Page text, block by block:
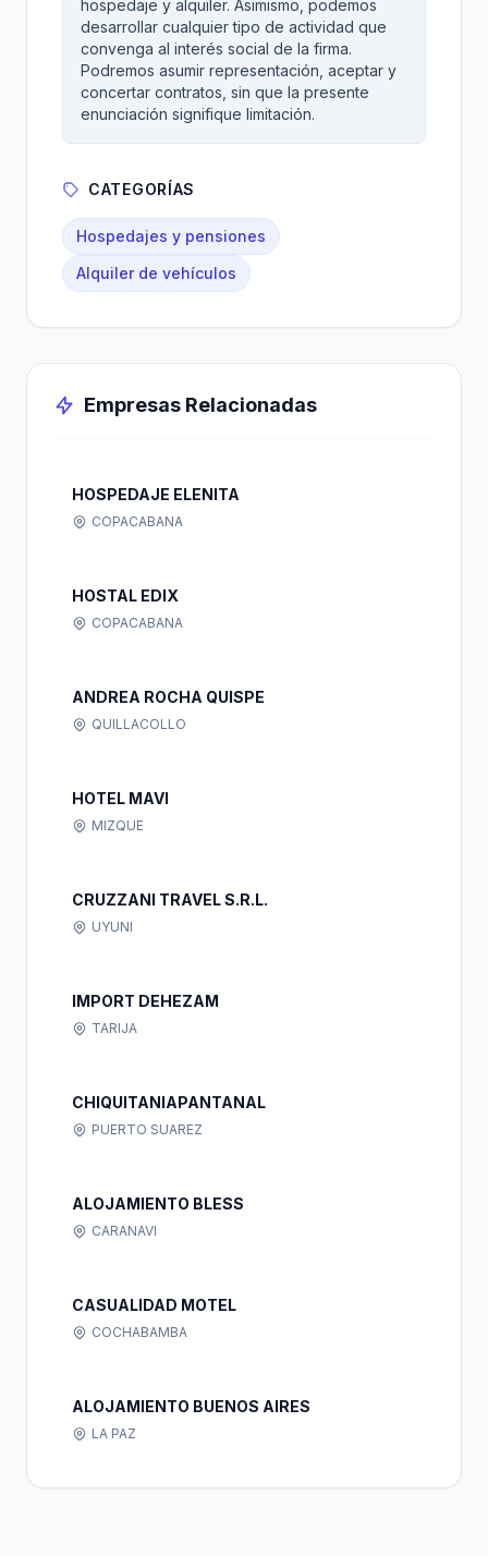
hospedaje y alquiler. Asimismo, podemos
desarrollar cualquier tipo de actividad que
convenga al interés social de la firma.
Podremos asumir representación, aceptar y
concertar contratos, sin que la presente
enunciación signifique limitación.
CATEGORÍAS
Hospedajes y pensiones
Alquiler de vehículos
Empresas Relacionadas
HOSPEDAJE ELENITA
COPACABANA
HOSTAL EDIX
COPACABANA
ANDREA ROCHA QUISPE
QUILLACOLLO
HOTEL MAVI
MIZQUE
CRUZZANI TRAVEL S.R.L.
UYUNI
IMPORT DEHEZAM
TARIJA
CHIQUITANIAPANTANAL
PUERTO SUAREZ
ALOJAMIENTO BLESS
CARANAVI
CASUALIDAD MOTEL
COCHABAMBA
ALOJAMIENTO BUENOS AIRES
LA PAZ